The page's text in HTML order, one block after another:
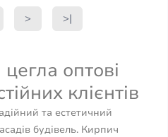
> >|
оптові
клієнтів
та естетичний
будівель. Кирпич